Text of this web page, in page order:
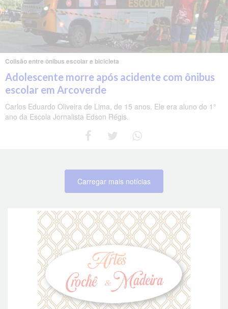
Colisão entre ônibus escolar e bicicleta
Adolescente morre após acidente com ônibus
escolar em Arcoverde
Carlos Eduardo Oliveira de Lima, de 15 anos. Ele era aluno do 1°
ano da Escola Jornalista Edson Régis.
Carregar mais notícias